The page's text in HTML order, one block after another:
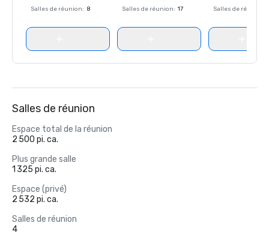
Salles de réunion: 8
Salles de réunion: 17
Salles de réunion
Salles de réunion
Espace total de la réunion
2 500 pi. ca.
Plus grande salle
1 325 pi. ca.
Espace (privé)
2 532 pi. ca.
Salles de réunion
4